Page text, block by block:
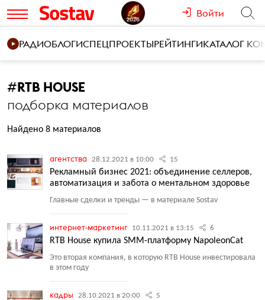
Войти
РАДИОБЛОГИСПЕЦПРОЕКТЫРЕЙТИНГИКАТАЛОГ
#RTB HOUSE
подборка материалов
Найдено 8 материалов
агентства 28.12.2021 в 10:00 15
Рекламный бизнес 2021: объединение селлеров,
автоматизация и забота о ментальном здоровье
Главные сделки и тренды — в материале Sostav
интернет-маркетинг 10.11.2021 в 13:15 6
RTB House купила SMM-платформу NapoleonCat
Это вторая компания, в которую RTB House инвестировала
в этом году
кадры 28.10.2021 в 20:00 5